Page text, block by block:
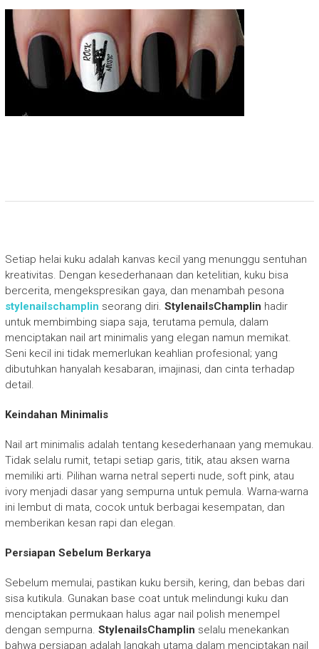
Setiap helai kuku adalah kanvas kecil yang menunggu sentuhan
kreativitas. Dengan kesederhanaan dan ketelitian, kuku bisa
bercerita, mengekspresikan gaya, dan menambah pesona
stylenailschamplin seorang diri. StylenailsChamplin hadir
untuk membimbing siapa saja, terutama pemula, dalam
menciptakan nail art minimalis yang elegan namun memikat.
Seni kecil ini tidak memerlukan keahlian profesional; yang
dibutuhkan hanyalah kesabaran, imajinasi, dan cinta terhadap
detail.
Keindahan Minimalis
Nail art minimalis adalah tentang kesederhanaan yang memukau.
Tidak selalu rumit, tetapi setiap garis, titik, atau aksen warna
memiliki arti. Pilihan warna netral seperti nude, soft pink, atau
ivory menjadi dasar yang sempurna untuk pemula. Warna-warna
ini lembut di mata, cocok untuk berbagai kesempatan, dan
memberikan kesan rapi dan elegan.
Persiapan Sebelum Berkarya
Sebelum memulai, pastikan kuku bersih, kering, dan bebas dari
sisa kutikula. Gunakan base coat untuk melindungi kuku dan
menciptakan permukaan halus agar nail polish menempel
dengan sempurna. StylenailsChamplin selalu menekankan
bahwa persiapan adalah langkah utama dalam menciptakan nail